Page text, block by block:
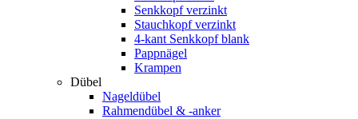
Senkkopf verzinkt
Stauchkopf verzinkt
4-kant Senkkopf blank
Pappnägel
Krampen
Dübel
Nageldübel
Rahmendübel & -anker